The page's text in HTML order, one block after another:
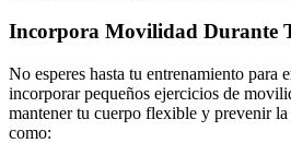
Incorpora Movilidad Durante
No esperes hasta tu entrenamiento para
incorporar pequeños ejercicios de
mantener tu cuerpo flexible y prevenir
como: